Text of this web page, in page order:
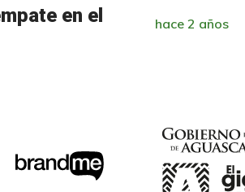
en el
hace 2 años